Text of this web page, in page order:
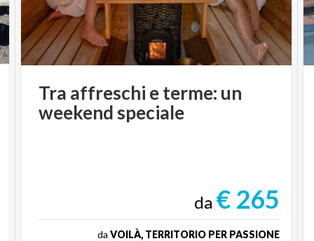
Tra affreschi eterme: un
weekend speciale
da € 265
da VOILÀ, TERRITORIO PER PASSIONE